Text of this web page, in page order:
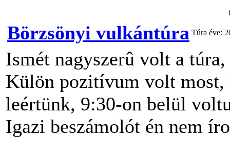
Börzsönyi vulkántúra Túra éve:
Ismét nagyszerû volt a
Külön pozitívum volt most,
leértünk, 9:30-on belül
Igazi beszámolót én nem